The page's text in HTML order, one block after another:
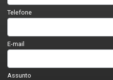
Telefone
E-mail
Assunto